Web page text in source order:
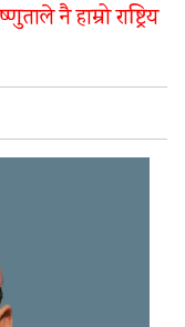
नै हाम्रो राष्ट्रिय